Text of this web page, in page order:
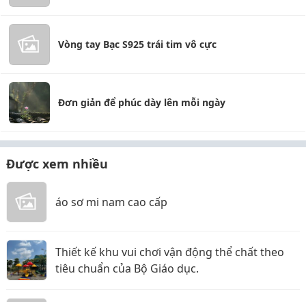
Vòng tay Bạc S925 trái tim vô cực
Đơn giản để phúc dày lên mỗi ngày
Được xem nhiều
áo sơ mi nam cao cấp
Thiết kế khu vui chơi vận động thể chất theo
tiêu chuẩn của Bộ Giáo dục.